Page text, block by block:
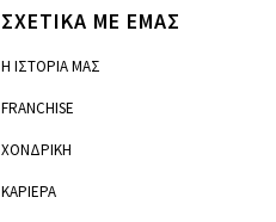
ΣΧΕΤΙΚΑ ΜΕ ΕΜΑΣ
Η ΙΣΤΟΡΙΑ ΜΑΣ
FRANCHISE
ΧΟΝΔΡΙΚΗ
ΚΑΡΙΕΡΑ